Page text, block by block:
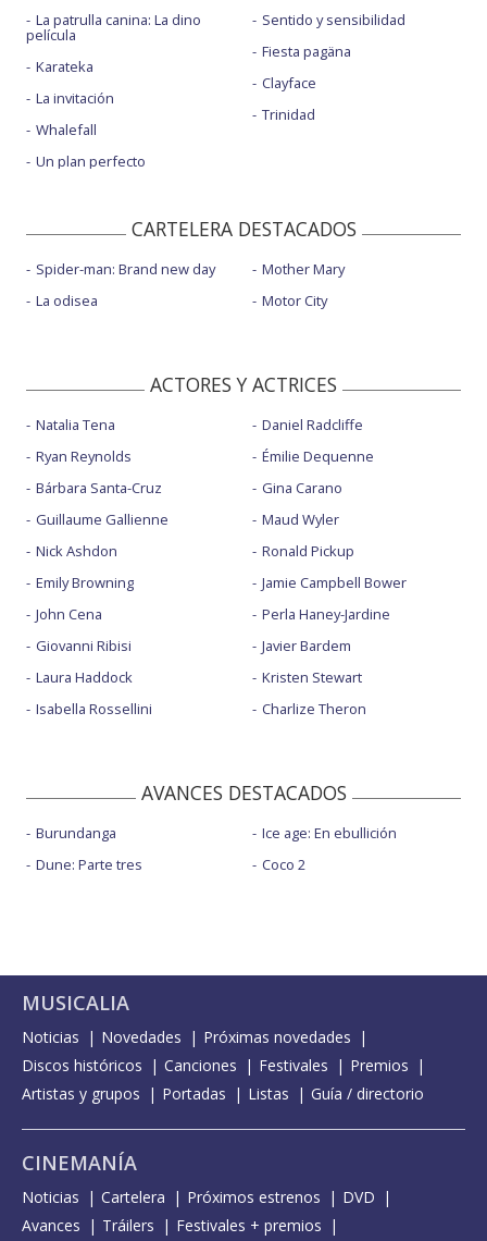
La patrulla canina: La dino
película
Karateka
La invitación
Whalefall
Un plan perfecto
Sentido y sensibilidad
Fiesta pagäna
Clayface
Trinidad
CARTELERA DESTACADOS
Spider-man: Brand new day
La odisea
Mother Mary
Motor City
ACTORES Y ACTRICES
Natalia Tena
Ryan Reynolds
Bárbara Santa-Cruz
Guillaume Gallienne
Nick Ashdon
Emily Browning
John Cena
Giovanni Ribisi
Laura Haddock
Isabella Rossellini
Daniel Radcliffe
Émilie Dequenne
Gina Carano
Maud Wyler
Ronald Pickup
Jamie Campbell Bower
Perla Haney-Jardine
Javier Bardem
Kristen Stewart
Charlize Theron
AVANCES DESTACADOS
Burundanga
Dune: Parte tres
Ice age: En ebullición
Coco 2
MUSICALIA
Noticias Novedades
Próximas novedades
Discos históricos
Canciones Festivales
Premios
Artistas y grupos
Portadas Listas Guía / directorio
CINEMANÍA
Noticias Cartelera Próximos estrenos
DVD
Avances
Tráilers Festivales + premios